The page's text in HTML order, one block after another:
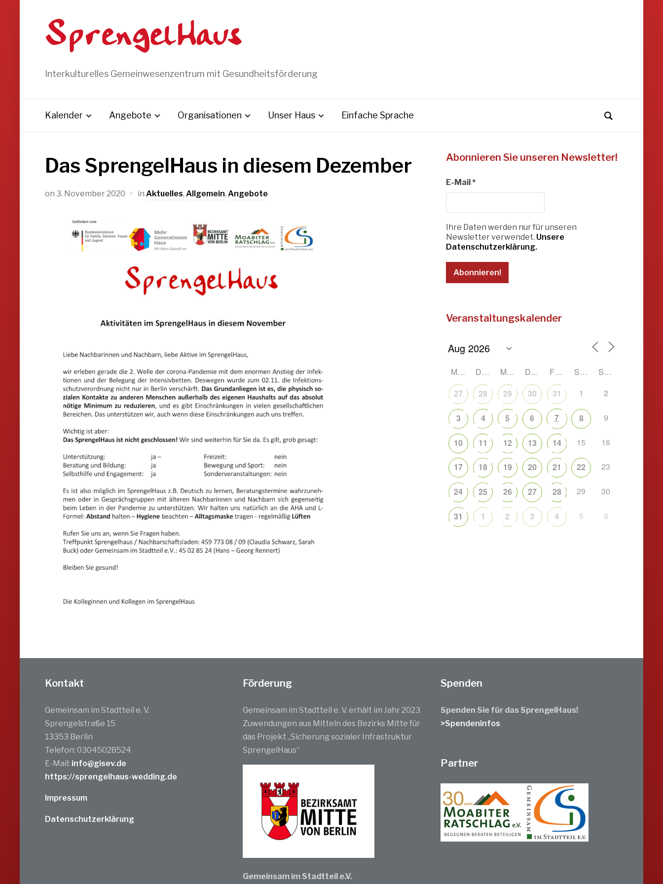
Interkulturelles Gemeinwesenzentrum mit Gesundheitsförderung
Kalender Angebote Organisationen Unser Haus Einfache Sprache
Das SprengelHaus in diesem Dezember
on 3. November 2020 in Aktuelles, Allgemein, Angebote
Abonnieren Sie unseren Newsletter!
E-Mail*
Ihre Daten werden nur für unseren
Newsletter verwendet. Unsere
Datenschutzerklärung.
Veranstaltungskalender
MONTAG DIENSTAG MITTWOCH DONNERSTAG FREITAG SAMSTAG
SONNTAG
27
28 29 30 31 1 2
3 4 5 6 7 8 9
10 11 12 13 14 15 16
17 18 19 20 21 22 23
24 25 26 27 28 29 30
31 1 2 3 4 5 6
Kontakt
Gemeinsam im Stadtteil e. V.
Sprengelstraße 15
13353 Berlin
Telefon: 03045028524
E-Mail: info@gisev.de
https://sprengelhaus-wedding.de
Impressum
Datenschutzerklärung
Förderung
Gemeinsam im Stadtteil e. V. erhält im Jahr 2023
Zuwendungen aus Mitteln des Bezirks Mitte für
das Projekt „Sicherung sozialer Infrastruktur
SprengelHaus“
Gemeinsam im Stadtteil e.V.
Spenden
Spenden Sie für das SprengelHaus!
>Spendeninfos
Partner